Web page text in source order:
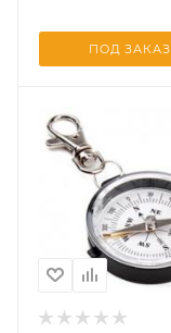
ПОД ЗАКАЗ